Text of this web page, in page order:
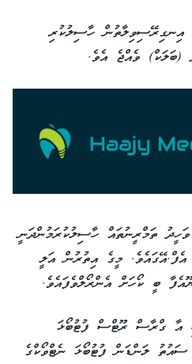
ހާސިލުކުރި
ވެއްޖެ އެވެ.
ތަމްރީނުތައް ހާސިލުކުރަމުންދަނީ
މީގެ އިތުރުން އަލީ
ބީ ކޯހަށް އެންރޯލްވެފައެވެ.
އާ ގްރާސް ރޫޓްސް ފުޓުބޯޅަ
ލަންޑަން ފުޓުބޯޅަ ނެޓްވޯކްގެ